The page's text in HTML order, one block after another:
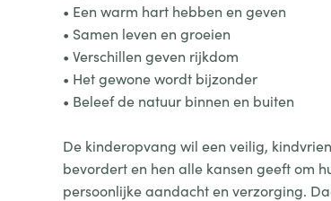
• Een warm hart hebben en geven
• Samen leven en groeien
• Verschillen geven rijkdom
• Het gewone wordt bijzonder
• Beleef de natuur binnen en buiten
De kinderopvang wil een veilig,
bevordert en hen alle kansen geeft om
persoonlijke aandacht en verzorging.